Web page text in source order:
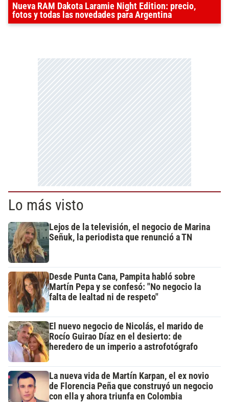
Nueva RAM Dakota Laramie Night Edition: precio,
fotos y todas las novedades para Argentina
Lo más visto
Lejos de la televisión, el negocio de Marina
Señuk, la periodista que renunció a TN
Desde Punta Cana, Pampita habló sobre
Martín Pepa y se confesó: "No negocio la
falta de lealtad ni de respeto"
El nuevo negocio de Nicolás, el marido de
Rocío Guirao Díaz en el desierto: de
heredero de un imperio a astrofotógrafo
La nueva vida de Martín Karpan, el ex novio
de Florencia Peña que construyó un negocio
con ella y ahora triunfa en Colombia